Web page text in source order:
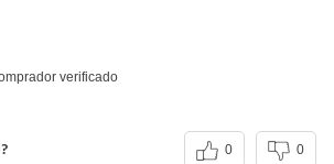
verificado
0 0